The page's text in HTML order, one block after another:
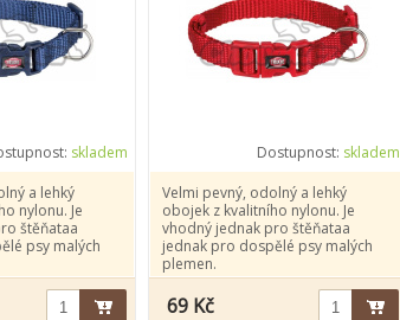
skladem
a lehký
nylonu. Je
štěňataa
psy malých
Dostupnost: skladem
Velmi pevný, odolný a lehký
obojek z kvalitního nylonu. Je
vhodný jednak pro štěňataa
jednak pro dospělé psy malých
plemen.
69 Kč